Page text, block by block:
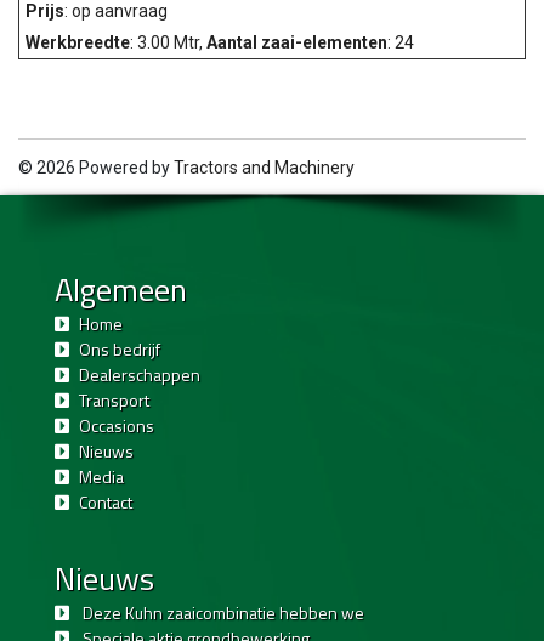
Prijs: op aanvraag
Werkbreedte: 3.00 Mtr, Aantal zaai-elementen: 24
© 2026 Powered byTractors and Machinery
Algemeen
Home
Ons bedrijf
Dealerschappen
Transport
Occasions
Nieuws
Media
Contact
Nieuws
Deze Kuhn zaaicombinatie hebben we